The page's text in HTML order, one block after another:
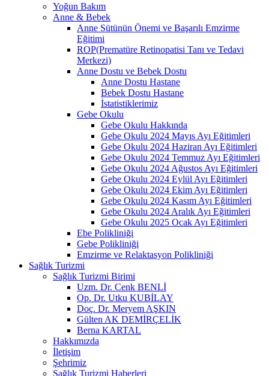
Yoğun Bakım
Anne & Bebek
Anne Sütünün Önemi ve Başarılı Emzirme
Eğitimi
ROP(Prematüre Retinopatisi Tanı ve Tedavi
Merkezi)
Anne Dostu ve Bebek Dostu
Anne Dostu Hastane
Bebek Dostu Hastane
İstatistiklerimiz
Gebe Okulu
Gebe Okulu Hakkında
Gebe Okulu 2024 Mayıs Ayı Eğitimleri
Gebe Okulu 2024 Haziran Ayı Eğitimleri
Gebe Okulu 2024 Temmuz Ayı Eğitimleri
Gebe Okulu 2024 Ağustos Ayı Eğitimleri
Gebe Okulu 2024 Eylül Ayı Eğitimleri
Gebe Okulu 2024 Ekim Ayı Eğitimleri
Gebe Okulu 2024 Kasım Ayı Eğitimleri
Gebe Okulu 2024 Aralık Ayı Eğitimleri
Gebe Okulu 2025 Ocak Ayı Eğitimleri
Ebe Polikliniği
Gebe Polikliniği
Emzirme ve Relaktasyon Polikliniği
Sağlık Turizmi
Sağlık Turizmi Birimi
Uzm. Dr. Cenk BENLİ
Op. Dr. Utku KUBİLAY
Doç. Dr. Meryem AŞKIN
Gülten AK DEMİRÇELİK
Berna KARTAL
Hakkımızda
İletişim
Şehrimiz
Sağlık Turizmi Haberleri